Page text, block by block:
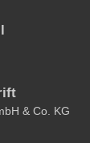
& Co. KG